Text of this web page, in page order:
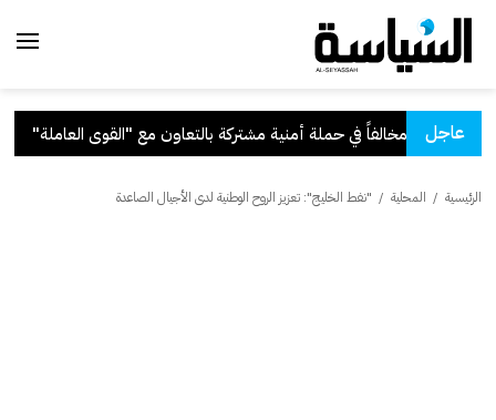
عاجلمع "القوى العاملة" .
الرئيسية / المحلية / "نفط الخليج": تعزيز الروح الوطنية لدى الأجيال الصاعدة